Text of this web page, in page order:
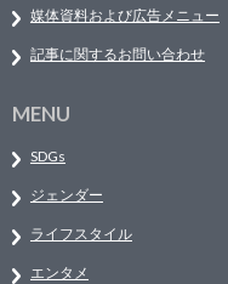
媒体資料および広告メニュー
記事に関するお問い合わせ
MENU
SDGs
ジェンダー
ライフスタイル
エンタメ